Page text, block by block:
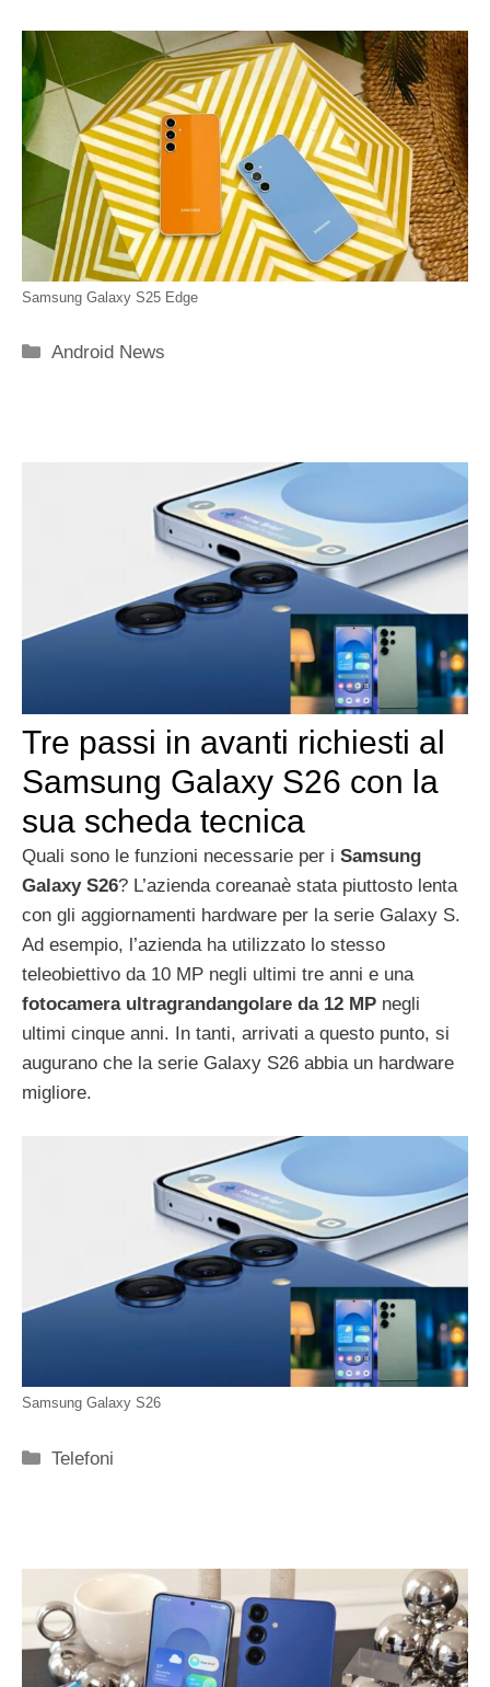
Samsung Galaxy S25 Edge
Categorie
Android News
Tre passi in avanti richiesti al
Samsung Galaxy S26 con la
sua scheda tecnica
Quali sono le funzioni necessarie per i Samsung
Galaxy S26? L’azienda coreanaè stata piuttosto lenta
con gli aggiornamenti hardware per la serie Galaxy S.
Ad esempio, l’azienda ha utilizzato lo stesso
teleobiettivo da 10 MP negli ultimi tre anni e una
fotocamera ultragrandangolare da 12 MP negli
ultimi cinque anni. In tanti, arrivati a questo punto, si
augurano che la serie Galaxy S26 abbia un hardware
migliore.
Samsung Galaxy S26
Categorie
Telefoni